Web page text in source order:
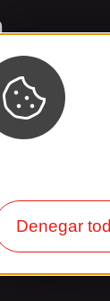
Denegar
diseño?